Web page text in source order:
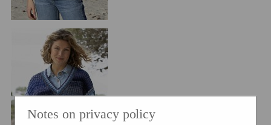
Notes on privacy policy